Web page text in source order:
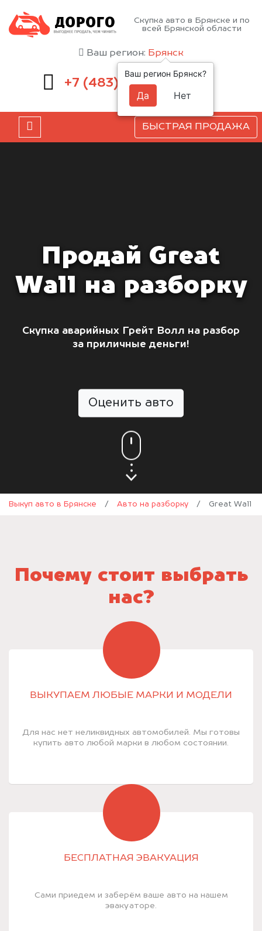
Скупка авто в Брянске и по
всей Брянской области
Ваш регион: Брянск
+7 (483) 232-00-41
БЫСТРАЯ ПРОДАЖА
Продай Great
Wall на разборку
Скупка аварийных Грейт Волл на разбор
за приличные деньги!
Оценить авто
Выкуп авто в Брянске / Авто на разборку / Great Wall
Почему стоит выбрать
нас?
ВЫКУПАЕМ ЛЮБЫЕ МАРКИ И МОДЕЛИ
Для нас нет неликвидных автомобилей. Мы готовы
купить авто любой марки в любом состоянии.
БЕСПЛАТНАЯ ЭВАКУАЦИЯ
Сами приедем и заберём ваше авто на нашем
эвакуаторе.
Ваш регион Брянск?
Да Нет